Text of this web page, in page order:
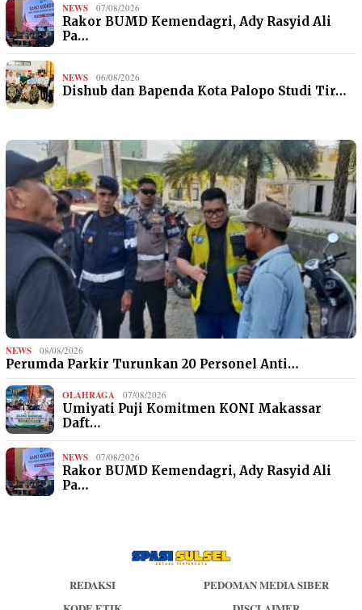
NEWS 07/08/2026
Rakor BUMD Kemendagri, Ady Rasyid Ali
Pa…
NEWS 06/08/2026
Dishub dan Bapenda Kota Palopo Studi Tir…
NEWS 08/08/2026
Perumda Parkir Turunkan 20 Personel Anti…
OLAHRAGA 07/08/2026
Umiyati Puji Komitmen KONI Makassar
Daft…
NEWS 07/08/2026
Rakor BUMD Kemendagri, Ady Rasyid Ali
Pa…
REDAKSI
PEDOMAN MEDIA SIBER